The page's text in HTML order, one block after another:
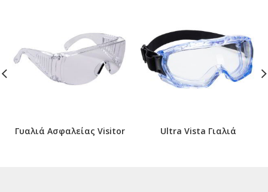
Γυαλιά Ασφαλείας Visitor Ultra Vista Γιαλιά